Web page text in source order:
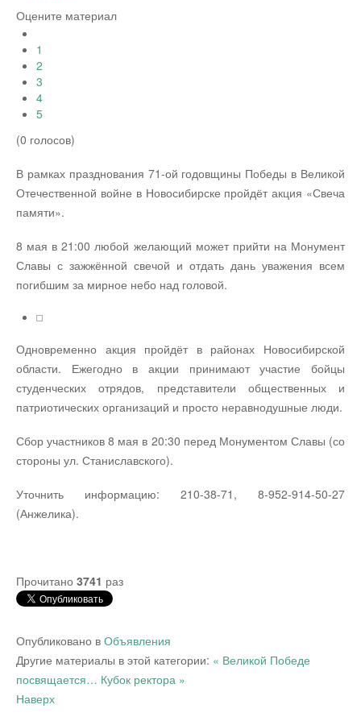
Оцените материал
1
2
3
4
5
(0 голосов)
В рамках празднования 71-ой годовщины Победы в Великой
Отечественной войне в Новосибирске пройдёт акция «Свеча
памяти».
8 мая в 21:00 любой желающий может прийти на Монумент
Славы с зажжённой свечой и отдать дань уважения всем
погибшим за мирное небо над головой.
Одновременно акция пройдёт в районах Новосибирской
области. Ежегодно в акции принимают участие бойцы
студенческих отрядов, представители общественных и
патриотических организаций и просто неравнодушные люди.
Сбор участников 8 мая в 20:30 перед Монументом Славы (со
стороны ул. Станиславского).
Уточнить информацию: 210-38-71, 8-952-914-50-27
(Анжелика).
Прочитано 3741 раз
Опубликовано в Объявления
Другие материалы в этой категории: « Великой Победе
посвящается… Кубок ректора »
Наверх